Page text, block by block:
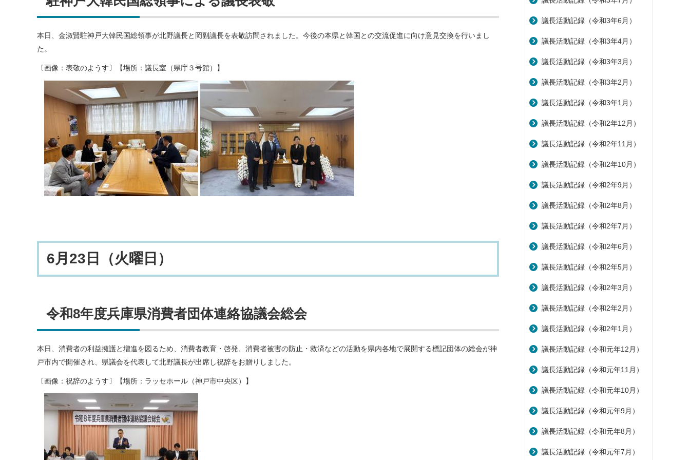
本日、金淑賢駐神戸大韓民国総領事が北野議長と岡副議長を表敬訪問されました。今後の本県と韓国との交流促進に向け意見交換を行いまし
た。
〔画像：表敬のようす〕【場所：議長室（県庁３号館）】
6月23日（火曜日）
令和8年度兵庫県消費者団体連絡協議会総会
本日、消費者の利益擁護と増進を図るため、消費者教育・啓発、消費者被害の防止・救済などの活動を県内各地で展開する標記団体の総会が神
戸市内で開催され、県議会を代表して北野議長が出席し祝辞をお贈りしました。
〔画像：祝辞のようす〕【場所：ラッセホール（神戸市中央区）】
議長活動記録（令和3年6月）
議長活動記録（令和3年4月）
議長活動記録（令和3年3月）
議長活動記録（令和3年2月）
議長活動記録（令和3年1月）
議長活動記録（令和2年12月）
議長活動記録（令和2年11月）
議長活動記録（令和2年10月）
議長活動記録（令和2年9月）
議長活動記録（令和2年8月）
議長活動記録（令和2年7月）
議長活動記録（令和2年6月）
議長活動記録（令和2年5月）
議長活動記録（令和2年3月）
議長活動記録（令和2年2月）
議長活動記録（令和2年1月）
議長活動記録（令和元年12月）
議長活動記録（令和元年11月）
議長活動記録（令和元年10月）
議長活動記録（令和元年9月）
議長活動記録（令和元年8月）
議長活動記録（令和元年7月）